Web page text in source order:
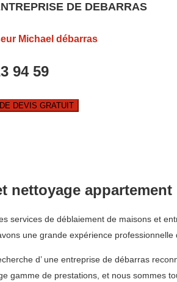
DE DEBARRAS
Michael débarras
94 59
DEVIS GRATUIT
nettoyage appartement
services de déblaiement de maisons et
une grande expérience
d’ une entreprise de débarras
gamme de prestations, et nous sommes